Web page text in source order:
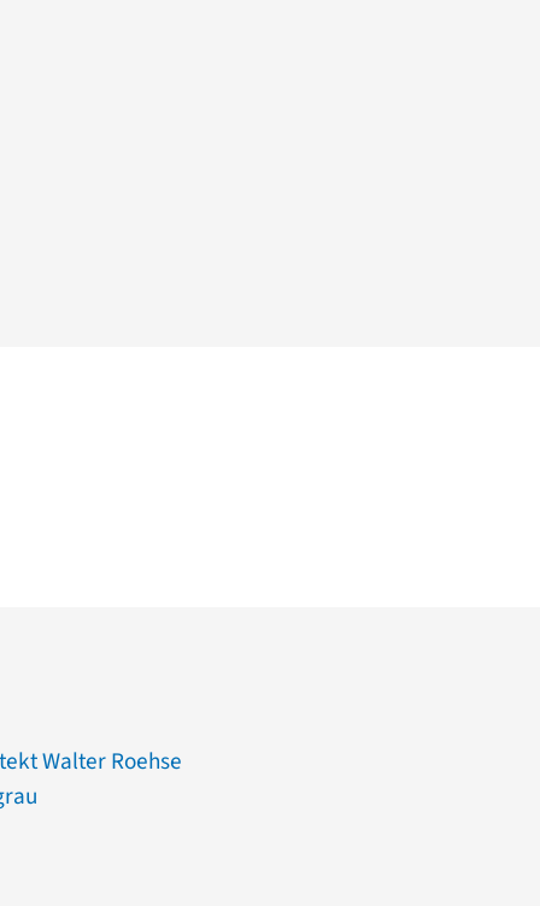
Walter Roehse